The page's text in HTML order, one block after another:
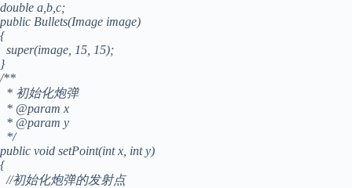
double a,b,c;
public Bullets(Image image)
{
super(image, 15, 15);
}
/**
* 初始化炮弹
* @param x
* @param y
*/
public void setPoint(int x, int y)
{
//初始化炮弹的发射点